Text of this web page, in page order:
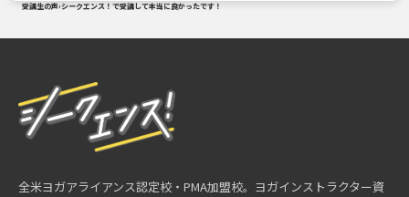
受講生の声›シークエンス！で受講して本当に良かったです！
全米ヨガアライアンス認定校・PMA加盟校。ヨガインストラクター資